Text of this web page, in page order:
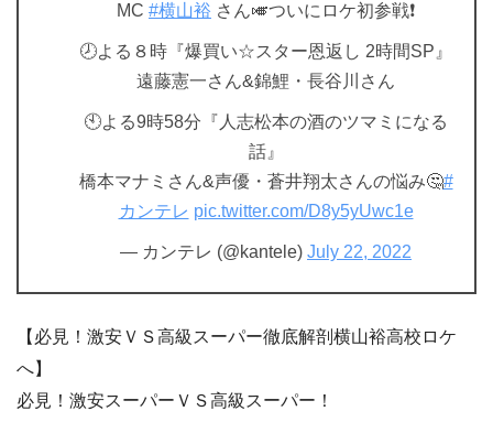
MC #横山裕 さん🎺ついにロケ初参戦❗
🕗よる８時『爆買い☆スター恩返し 2時間SP』
遠藤憲一さん&錦鯉・長谷川さん
🕙よる9時58分『人志松本の酒のツマミになる
話』
橋本マナミさん&声優・蒼井翔太さんの悩み🤔#
カンテレ pic.twitter.com/D8y5yUwc1e
— カンテレ (@kantele) July 22, 2022
【必見！激安ＶＳ高級スーパー徹底解剖横山裕高校ロケ
へ】
必見！激安スーパーＶＳ高級スーパー！